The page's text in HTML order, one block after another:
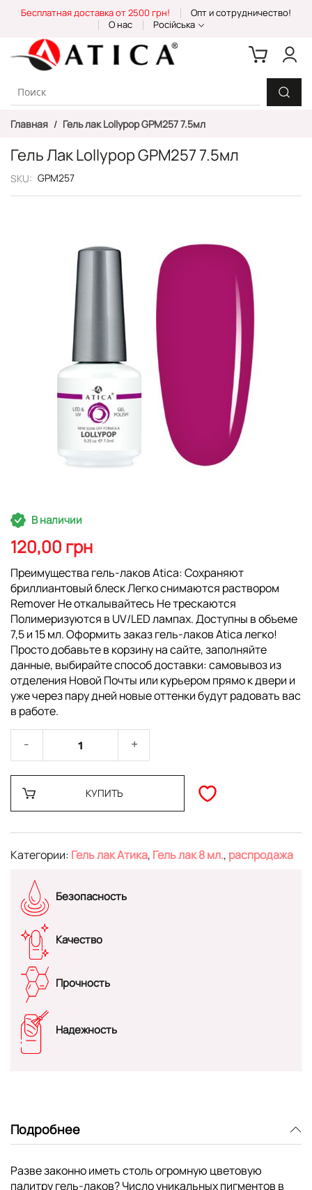
Content
Бесплатная доставка от 2500 грн!
Опт и сотрудничество!
О нас
Російська
Главная Гель лак Lollypop GPM257 7.5мл
Гель Лак Lollypop GPM257 7.5мл
SKU GPM257
изображений
Перейти
к
началу
галереи
изображений
В наличии
120,00 грн
Преимущества гель-лаков Atica: Сохраняют
бриллиантовый блеск Легко снимаются раствором
Remover Не откалывайтесь Не трескаются
Полимеризуются в UV/LED лампах. Доступны в объеме
7,5 и 15 мл. Оформить заказ гель-лаков Atica легко!
Просто добавьте в корзину на сайте, заполняйте
данные, выбирайте способ доставки: самовывоз из
отделения Новой Почты или курьером прямо к двери и
уже через пару дней новые оттенки будут радовать вас
в работе.
КУПИТЬ
Категории: Гель лак Атика, Гель лак 8 мл., распродажа
Безопасность
Качество
Прочность
Надежность
Подробнее
Разве законно иметь столь огромную цветовую
палитру гель-лаков? Число уникальных пигментов в